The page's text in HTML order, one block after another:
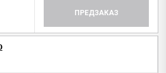
ПРЕДЗАКАЗ